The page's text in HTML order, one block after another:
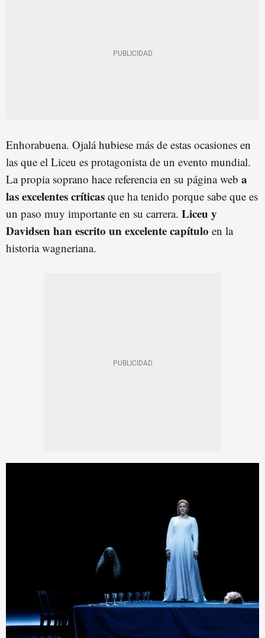
Enhorabuena. Ojalá hubiese más de estas ocasiones en
las que el Liceu es protagonista de un evento mundial.
La propia soprano hace referencia en su página web a
las excelentes críticas que ha tenido porque sabe que es
un paso muy importante en su carrera. Liceu y
Davidsen han escrito un excelente capítulo en la
historia wagneriana.